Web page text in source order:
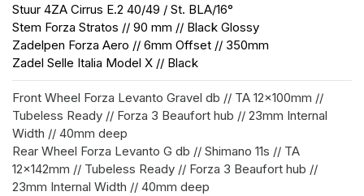
Stuur 4ZA Cirrus E.2 40/49 / St. BLA/16°
Stem Forza Stratos // 90 mm // Black Glossy
Zadelpen Forza Aero // 6mm Offset // 350mm
Zadel Selle Italia Model X // Black
Front Wheel Forza Levanto Gravel db // TA 12x100mm //
Tubeless Ready // Forza 3 Beaufort hub // 23mm Internal
Width // 40mm deep
Rear Wheel Forza Levanto G db // Shimano 11s // TA
12x142mm // Tubeless Ready // Forza 3 Beaufort hub //
23mm Internal Width // 40mm deep